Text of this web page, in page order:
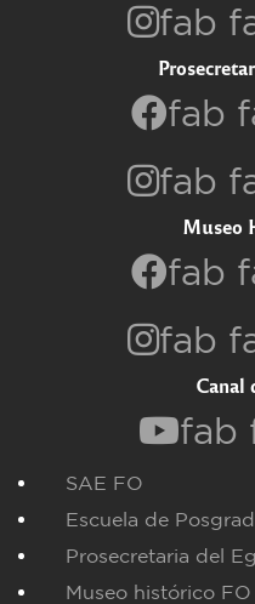
fab
fab
fab
Museo
fab
fab
Canal
fab
SAE FO
Escuela de
Prosecretaria del
Museo histórico FO